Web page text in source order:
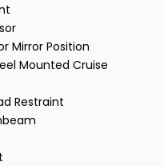
Mirror Position
Mounted Cruise
Restraint